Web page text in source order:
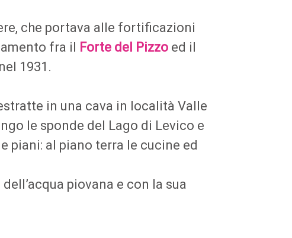
che portava alle fortificazioni
fra il Forte del Pizzo ed il
1931.
in una cava in località Valle
le sponde del Lago di Levico e
piani: al piano terra le cucine ed
piovana e con la sua